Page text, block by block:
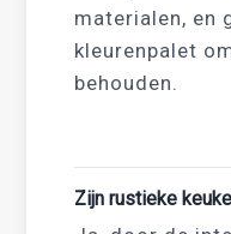
materialen, en
kleurenpalet
behouden.
Zijn rustieke